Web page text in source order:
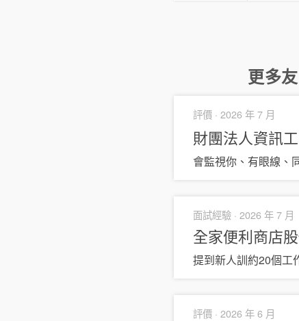
更多
評價 · 2026 年 7 月
財團法人資訊
會監視你、有眼線、
面試經驗 · 2026 年 7 月
全家便利商店
提到新人訓約20個工
評價 · 2026 年 6 月